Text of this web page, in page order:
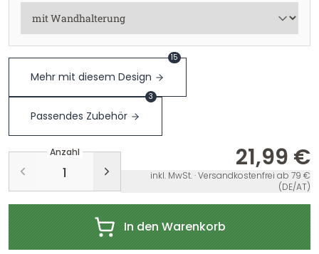
Mehr mit diesem Design
15
Passendes Zubehör
3
Anzahl 21,99 €
inkl. MwSt. · Versandkostenfrei ab 79 €
(DE/AT)
In den Warenkorb